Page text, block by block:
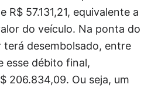
R$ 57.131,21, equivalente a
do veículo. Na ponta do
terá desembolsado, entre
esse débito final,
206.834,09. Ou seja, um